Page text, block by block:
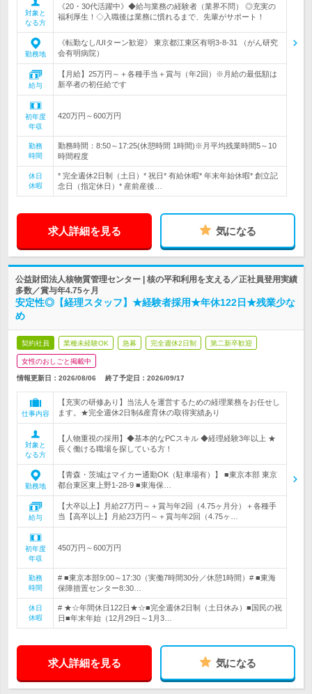
対象と
なる方
《20・30代活躍中》◆給与業務の経験者（業界不問） ◎充実の
福利厚生！◇入職後は業務に慣れるまで、先輩がサポート！
勤務地
《転勤なし/UIターン歓迎》 東京都江東区有明3-8-31 （がん研究
会有明病院）
給与
【月給】25万円～＋各種手当＋賞与（年2回）※月給の最低額は
新卒者の初任給です
初年度
年収
420万円～600万円
勤務
時間
勤務時間：8:50～17:25(休憩時間 1時間)※月平均残業時間5～10
時間程度
休日
休暇
* 完全週休2日制（土日）* 祝日* 有給休暇* 年末年始休暇* 創立記
念日（指定休日）* 産前産後…
求人詳細を見る 気になる
公益財団法人核物質管理センター | 核の平和利用を支える／正社員登用実績
多数／賞与年4.75ヶ月
安定性◎【経理スタッフ】★経験者採用★年休122日★残業少な
め
契約社員 業種未経験OK 急募 完全週休2日制 第二新卒歓迎
女性のおしごと掲載中
情報更新日：2026/08/06 終了予定日： 2026/09/17
仕事内容
【充実の研修あり】当法人を運営するための経理業務をお任せし
ます。★完全週休2日制&産育休の取得実績あり
対象と
なる方
【人物重視の採用】◆基本的なPCスキル ◆経理経験3年以上 ★
長く働ける職場を探している方！
勤務地
【青森・茨城はマイカー通勤OK（駐車場有）】 ■東京本部 東京
都台東区東上野1-28-9 ■東海保…
給与
【大卒以上】月給27万円～＋賞与年2回（4.75ヶ月分）＋各種手
当【高卒以上】月給23万円～＋賞与年2回（4.75ヶ…
初年度
年収
450万円～600万円
勤務
時間
# ■東京本部9:00～17:30（実働7時間30分／休憩1時間）# ■東海
保障措置センター8:30…
休日
休暇
# ★☆年間休日122日★☆■完全週休2日制（土日休み）■国民の祝
日■年末年始（12月29日～1月3…
求人詳細を見る 気になる